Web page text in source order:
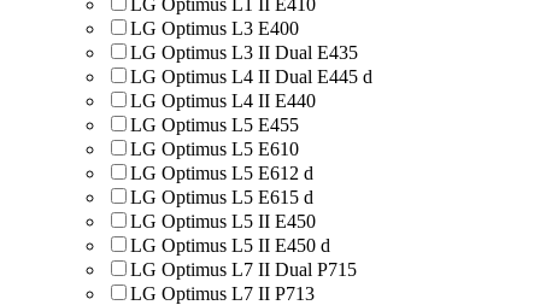
LG Optimus L3 E400
LG Optimus L3 II Dual E435
LG Optimus L4 II Dual E445 d
LG Optimus L4 II E440
LG Optimus L5 E455
LG Optimus L5 E610
LG Optimus L5 E612 d
LG Optimus L5 E615 d
LG Optimus L5 II E450
LG Optimus L5 II E450 d
LG Optimus L7 II Dual P715
LG Optimus L7 II P713